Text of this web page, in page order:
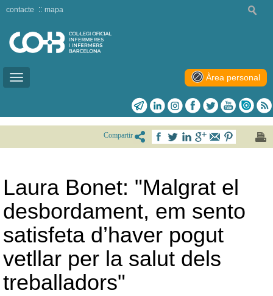
Toggle
contacte mapa
Àrea personal
Compartir
Laura Bonet: "Malgrat el
desbordament, em sento
satisfeta d’haver pogut
vetllar per la salut dels
treballadors"